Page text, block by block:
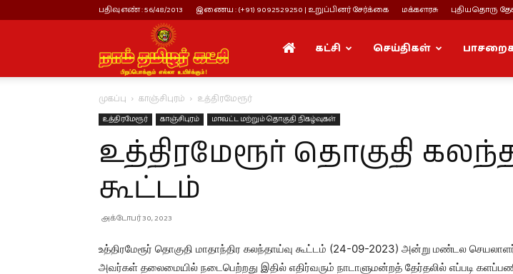
பதிவு எண் : 56/48/2013 இணைய : (+91) 9092529250 | உறுப்பினர் சேர்க்கை மக்களரசு புதியதொரு
நாம்
தமிழர்
கட்சி
கட்சி செய்திகள்
முகப்பு காஞ்சிபுரம் உத்திரமேரூர்
உத்திரமேரூர் காஞ்சிபுரம் மாவட்ட மற்றும் தொகுதி நிகழ்வுகள்
உத்திரமேரூர் தொகுதி
கூட்டம்
அக்டோபர் 30, 2023
உத்திரமேரூர் தொகுதி மாதாந்திர கலந்தாய்வு கூட்டம் (24-09-2023) அன்று மண்டல செயலாளர்
அவர்கள் தலைமையில் நடைபெற்றது இதில் எதிர்வரும் நாடாளுமன்றத் தேர்தலில் எப்படி